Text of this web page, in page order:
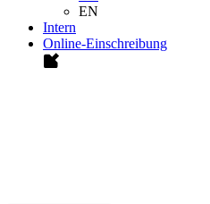
EN
Intern
Online-Einschreibung